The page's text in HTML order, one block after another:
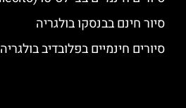
סיור חינם בבנסקו בולגריה
סיורים חינמיים בפלובדיב בולגריה